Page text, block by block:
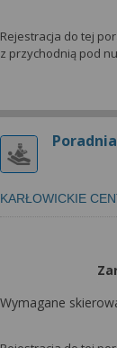
Rejestracja do tej
z przychodnią pod
KARŁOWICKIE
Wymagane